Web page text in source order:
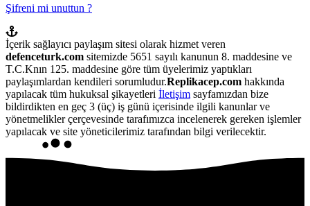
Şifreni mi unuttun ?
İçerik sağlayıcı paylaşım sitesi olarak hizmet veren
defenceturk.com sitemizde 5651 sayılı kanunun 8. maddesine ve
T.C.Knın 125. maddesine göre tüm üyelerimiz yaptıkları
paylaşımlardan kendileri sorumludur.Replikacep.com hakkında
yapılacak tüm hukuksal şikayetleri İletişim sayfamızdan bize
bildirdikten en geç 3 (üç) iş günü içerisinde ilgili kanunlar ve
yönetmelikler çerçevesinde tarafımızca incelenerek gereken işlemler
yapılacak ve site yöneticilerimiz tarafından bilgi verilecektir.